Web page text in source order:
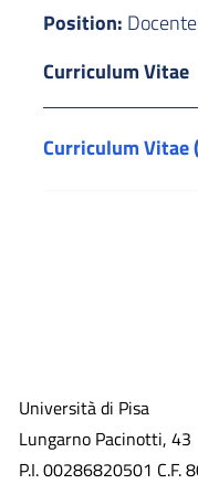
Position:
Curriculum Vitae
Curriculum Vitae
Università di Pisa
Lungarno Pacinotti, 43
P.I. 00286820501 C.F.